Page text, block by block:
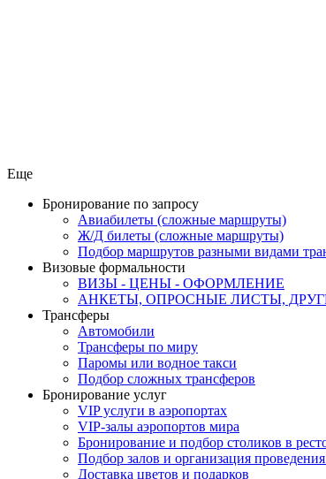
Еще
Бронирование по запросу
Авиабилеты (сложные маршруты)
Ж/Д билеты (сложные маршруты)
Подбор маршрутов разными видами
Визовые формальности
ВИЗЫ - ЦЕНЫ - ОФОРМЛЕНИЕ
АНКЕТЫ, ОПРОСНЫЕ ЛИСТЫ,
Трансферы
Автомобили
Трансферы по миру
Паромы или водное такси
Подбор сложных трансферов
Бронирование услуг
VIP услуги в аэропортах
VIP-залы аэропортов мира
Бронирование и подбор столиков в
Подбор залов и организация
Доставка цветов и подарков